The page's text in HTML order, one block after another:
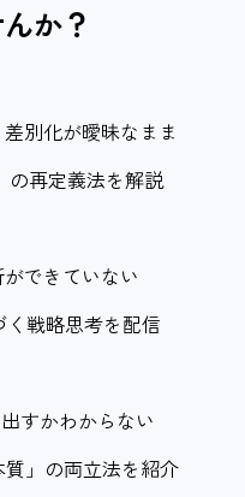
か？
別化が曖昧なまま
の再定義法を解説
できていない
く戦略思考を配信
すかわからない
」の両立法を紹介